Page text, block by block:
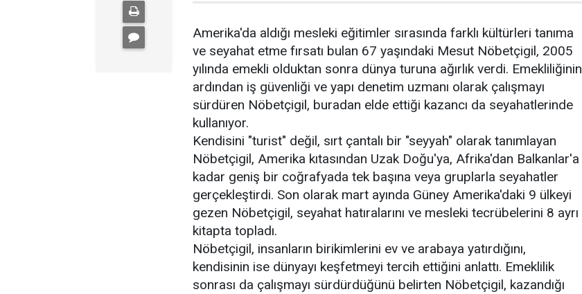
Amerika'da aldığı mesleki eğitimler sırasında farklı kültürleri tanıma
ve seyahat etme fırsatı bulan 67 yaşındaki Mesut Nöbetçigil, 2005
yılında emekli olduktan sonra dünya turuna ağırlık verdi. Emekliliğinin
ardından iş güvenliği ve yapı denetim uzmanı olarak çalışmayı
sürdüren Nöbetçigil, buradan elde ettiği kazancı da seyahatlerinde
kullanıyor.
Kendisini "turist" değil, sırt çantalı bir "seyyah" olarak tanımlayan
Nöbetçigil, Amerika kıtasından Uzak Doğu'ya, Afrika'dan Balkanlar'a
kadar geniş bir coğrafyada tek başına veya gruplarla seyahatler
gerçekleştirdi. Son olarak mart ayında Güney Amerika'daki 9 ülkeyi
gezen Nöbetçigil, seyahat hatıralarını ve mesleki tecrübelerini 8 ayrı
kitapta topladı.
Nöbetçigil, insanların birikimlerini ev ve arabaya yatırdığını,
kendisinin ise dünyayı keşfetmeyi tercih ettiğini anlattı. Emeklilik
sonrası da çalışmayı sürdürdüğünü belirten Nöbetçigil, kazandığı